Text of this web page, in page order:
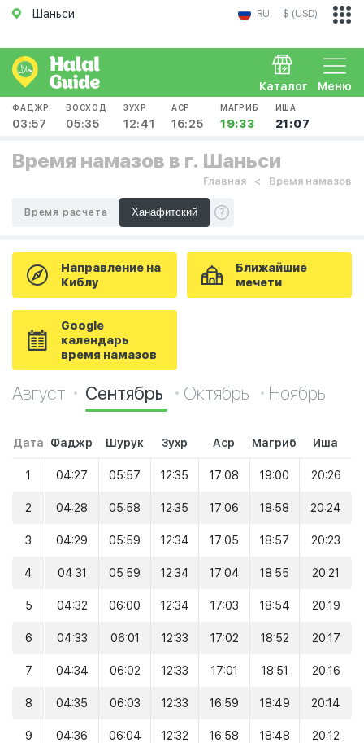
Шаньси RU $ (USD)
Меню
Каталог
ФАДЖР
03:57
ВОСХОД
05:35
ЗУХР
12:41
АСР
16:25
МАГРИБ
19:33
ИША
21:07
Время намазов в г. Шаньси
Главная Время намазов
Время расчета
Направление на
Киблу
Ближайшие
мечети
Google
календарь
время намазов
Август Сентябрь Октябрь Ноябрь
Дата Фаджр Шурук Зухр Аср Магриб Иша
1 04:27 05:57 12:35 17:08 19:00 20:26
2 04:28 05:58 12:35 17:06 18:58 20:24
3 04:29 05:59 12:34 17:05 18:57 20:23
4 04:31 05:59 12:34 17:04 18:55 20:21
5 04:32 06:00 12:34 17:03 18:54 20:19
6 04:33 06:01 12:33 17:02 18:52 20:17
7 04:34 06:02 12:33 17:01 18:51 20:16
8 04:35 06:03 12:33 16:59 18:49 20:14
9 04:36 06:04 12:32 16:58 18:48 20:12